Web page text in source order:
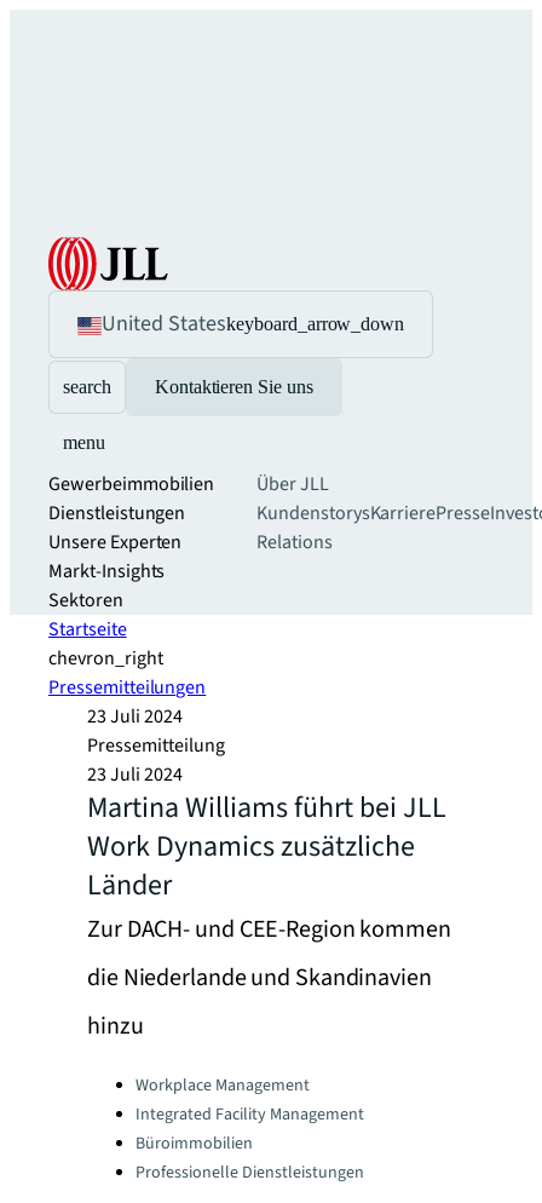
United Stateskeyboard_arrow_down
search Kontaktieren Sie uns
menu
Gewerbeimmobilien
Dienstleistungen
Unsere Experten
Markt-Insights
Sektoren​
Über JLL
KundenstorysKarrierePresse
Relations
Startseite
chevron_right
Pressemitteilungen
23 Juli 2024
Pressemitteilung
23 Juli 2024
Martina Williams führt bei JLL
Work Dynamics zusätzliche
Länder
Zur DACH- und CEE-Region kommen
die Niederlande und Skandinavien
hinzu
Categories:Workplace Management
Integrated Facility Management
Büroimmobilien
Professionelle Dienstleistungen